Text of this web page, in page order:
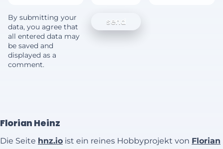
By submitting your
data, you agree that
all entered data may
be saved and
displayed as a
comment.
Florian Heinz
Die Seite hnz.io ist ein reines Hobbyprojekt von Florian